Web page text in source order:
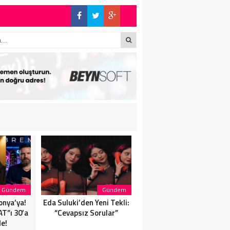
Gündem
30’a
Gündem
Eda Suluki’den Yeni Tekli:
“Cevapsız Sorular”